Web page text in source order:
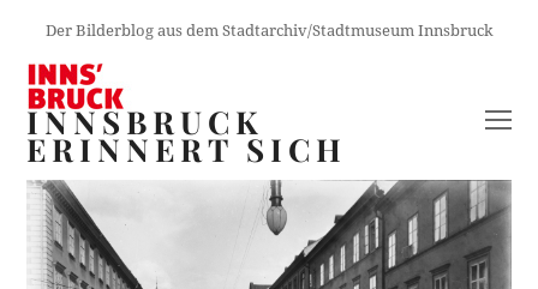
Der Bilderblog aus dem Stadtarchiv/Stadtmuseum Innsbruck
INNSBRUCK
ERINNERT SICH